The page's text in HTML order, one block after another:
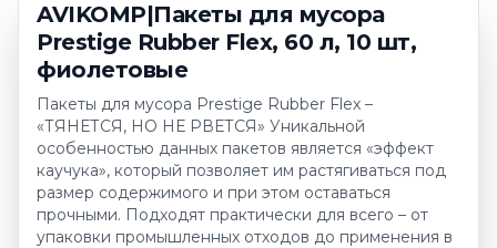
AVIKOMP|Пакеты для мусора
Prestige Rubber Flex, 60 л, 10 шт,
фиолетовые
Пакеты для мусора Prestige Rubber Flex –
«ТЯНЕТСЯ, НО НЕ РВЕТСЯ» Уникальной
особенностью данных пакетов является «эффект
каучука», который позволяет им растягиваться под
размер содержимого и при этом оставаться
прочными. Подходят практически для всего – от
упаковки промышленных отходов до применения в